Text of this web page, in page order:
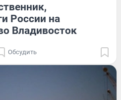
России на
Владивосток
Обсудить